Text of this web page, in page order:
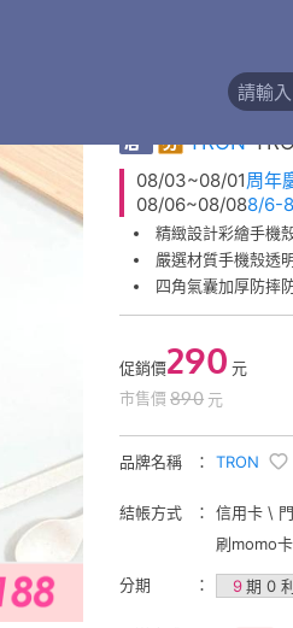
精緻彩繪手機殼
券 TRON
08/03~08/01周年
08/06~08/088/6-
精緻設計彩繪手機
嚴選材質手機殼透
四角氣囊加厚防摔
促銷價290 元
市售價 890 元
品牌名稱 TRON
結帳方式
信用卡 \
刷momo
分期 9期 0